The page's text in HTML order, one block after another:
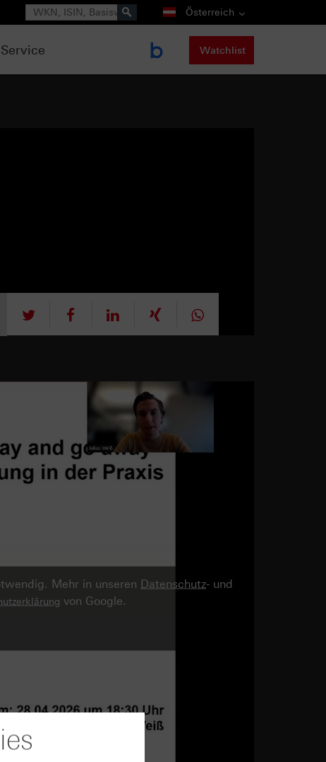
Suche Österreich
Watchlist
tweet mitteilen
Mehr in unseren Datenschutz- und
von Google.